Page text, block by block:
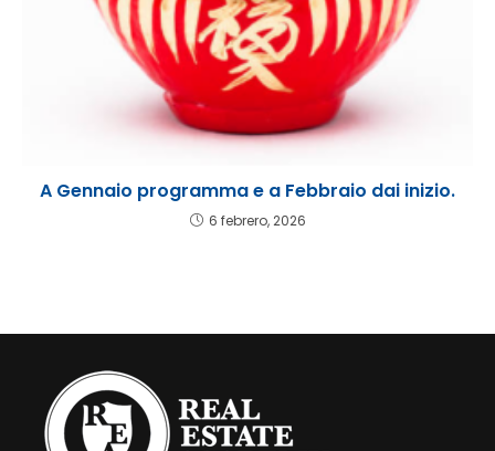
A Gennaio programma e a Febbraio dai inizio.
6 febrero, 2026